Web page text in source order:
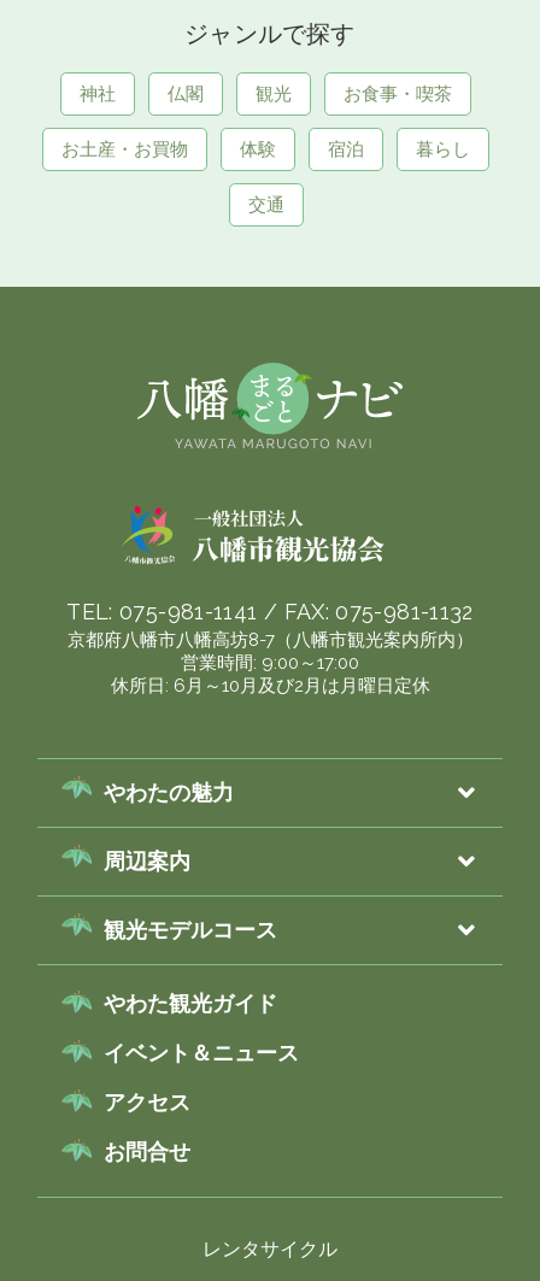
ジャンルで探す
神社 仏閣 観光 お食事・喫茶
お土産・お買物 体験 宿泊 暮らし
交通
TEL:075-981-1141 / FAX:075-981-1132
京都府八幡市八幡高坊8-7（八幡市観光案内所内）
営業時間: 9:00～17:00
休所日: 6月～10月及び2月は月曜日定休
やわたの魅力
周辺案内
観光モデルコース
やわた観光ガイド
イベント＆ニュース
アクセス
お問合せ
レンタサイクル